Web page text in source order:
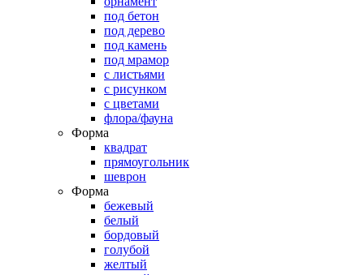
под бетон
под дерево
под камень
под мрамор
с листьями
с рисунком
с цветами
флора/фауна
Форма
квадрат
прямоугольник
шеврон
Форма
бежевый
белый
бордовый
голубой
желтый